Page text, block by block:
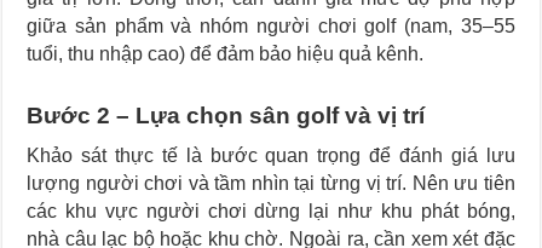
giữa sản phẩm và nhóm người chơi golf (nam, 35–55
tuổi, thu nhập cao) để đảm bảo hiệu quả kênh.
Bước 2 – Lựa chọn sân golf và vị trí
Khảo sát thực tế là bước quan trọng để đánh giá lưu
lượng người chơi và tầm nhìn tại từng vị trí. Nên ưu tiên
các khu vực người chơi dừng lại như khu phát bóng,
nhà câu lạc bộ hoặc khu chờ. Ngoài ra, cần xem xét đặc